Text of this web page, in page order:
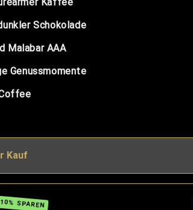
Kaffee
Schokolade
Malabar AAA
Genussmomente
Kauf
10% SPAREN